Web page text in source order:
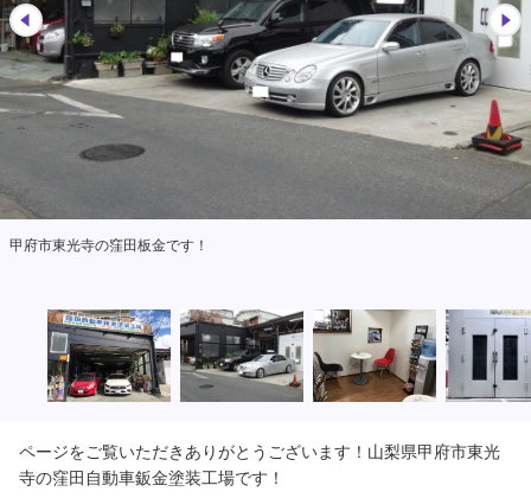
甲府市東光寺の窪田板金です！
ページをご覧いただきありがとうございます！山梨県甲府市東光
寺の窪田自動車鈑金塗装工場です！